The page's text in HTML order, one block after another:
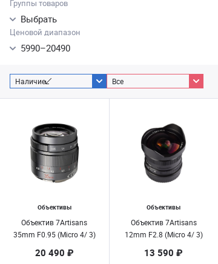
Группы товаров
Выбрать
Ценовой диапазон
5990–20490
Наличие Все
Объективы
Объектив 7Artisans
35mm F0.95 (Micro 4/ 3)
20 490 ₽
Объективы
Объектив 7Artisans
12mm F2.8 (Micro 4/ 3)
13 590 ₽